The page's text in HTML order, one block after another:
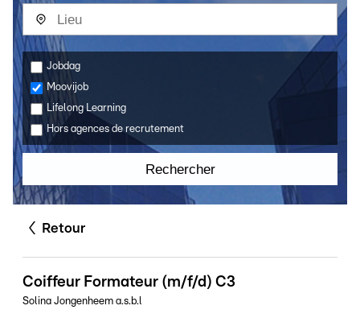
Jobdag
Moovijob
Lifelong Learning
Hors agences de recrutement
Rechercher
Retour
Coiffeur Formateur (m/f/d) C3
Solina Jongenheem a.s.b.l